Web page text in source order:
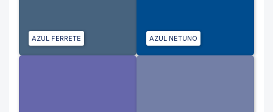
AZUL FERRETE AZUL NETUNO